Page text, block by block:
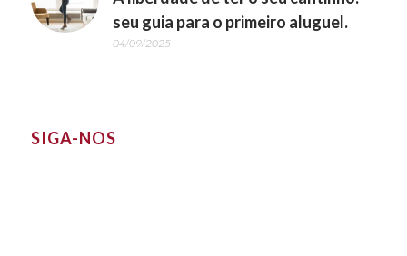
seu guia para o primeiro aluguel.
04/09/2025
SIGA-NOS